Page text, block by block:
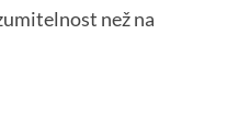
než na